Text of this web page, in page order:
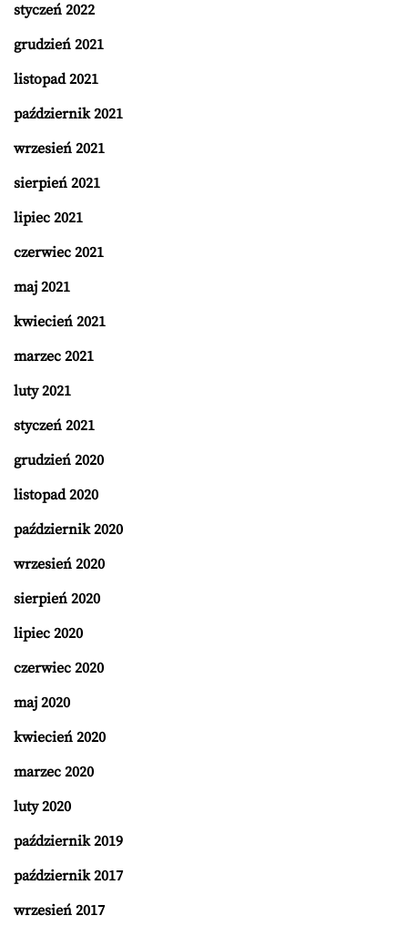
styczeń 2022
grudzień 2021
listopad 2021
październik 2021
wrzesień 2021
sierpień 2021
lipiec 2021
czerwiec 2021
maj 2021
kwiecień 2021
marzec 2021
luty 2021
styczeń 2021
grudzień 2020
listopad 2020
październik 2020
wrzesień 2020
sierpień 2020
lipiec 2020
czerwiec 2020
maj 2020
kwiecień 2020
marzec 2020
luty 2020
październik 2019
październik 2017
wrzesień 2017